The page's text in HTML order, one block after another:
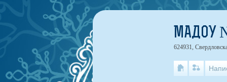
МАДОУ
624931,